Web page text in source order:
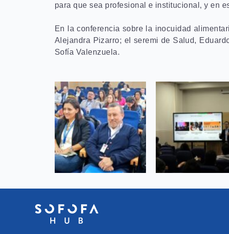
para que sea profesional e institucional, y en
En la conferencia sobre la inocuidad
Alejandra Pizarro; el seremi de Salud,
Sofía Valenzuela.